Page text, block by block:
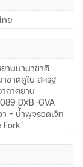
ทย
านนานาชาติ
ชาติดูไบ สหรัฐ
กาศยาน
DXB-GVA
า – น้ำพุจรวดเจ็ท
Fork